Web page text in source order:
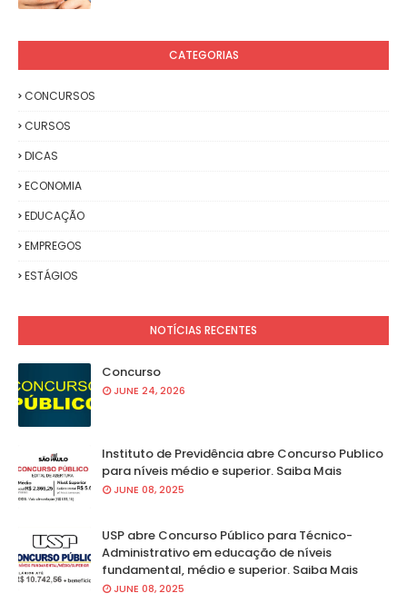
CATEGORIAS
CONCURSOS
CURSOS
DICAS
ECONOMIA
EDUCAÇÃO
EMPREGOS
ESTÁGIOS
NOTÍCIAS RECENTES
Concurso
JUNE 24, 2026
Instituto de Previdência abre Concurso Publico
para níveis médio e superior. Saiba Mais
JUNE 08, 2025
USP abre Concurso Público para Técnico-
Administrativo em educação de níveis
fundamental, médio e superior. Saiba Mais
JUNE 08, 2025